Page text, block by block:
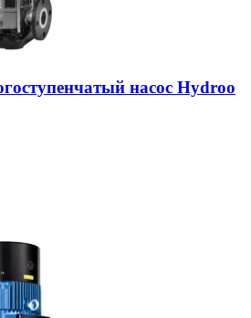
насос Hydroo